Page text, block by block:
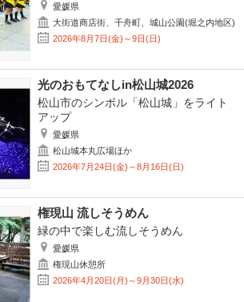
愛媛県
大街道商店街、千舟町、城山公園(堀之内地区)
2026年8月7日(金)～9日(日)
光のおもてなしin松山城2026
松山市のシンボル「松山城」をライト
アップ
愛媛県
松山城本丸広場ほか
2026年7月24日(金)～8月16日(日)
権現山 流しそうめん
緑の中で楽しむ流しそうめん
愛媛県
権現山休憩所
2026年4月20日(月)～9月30日(水)